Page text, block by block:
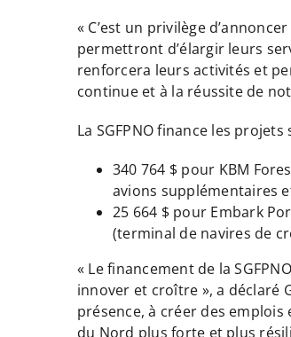
« C’est un privilège
permettront d’élargir leurs
renforcera leurs activités et
continue et à la réussite de
La SGFPNO finance les projets
340 764 $ pour KBM
avions supplémentaires
25 664 $ pour Embark
(terminal de navires de
« Le financement de la
innover et croître », a déclaré
présence, à créer des
du Nord plus forte et plus